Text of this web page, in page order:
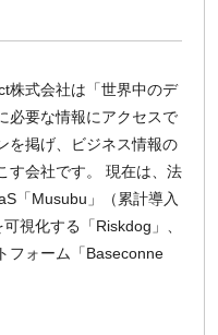
株式会社は「世界中のデ
必要な情報にアクセスで
を掲げ、ビジネス情報の
す会社です。 現在は、法
「Musubu」（累計導入
視化する「Riskdog」、
フォーム「Baseconne